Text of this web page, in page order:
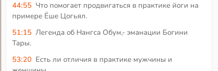
44:55 Что помогает продвигаться в практике йоги на
примере Ёше Цогьял.
51:15 Легенда об Нангса Обум,- эманации Богини
Тары.
53:20 Есть ли отличия в практике мужчины и